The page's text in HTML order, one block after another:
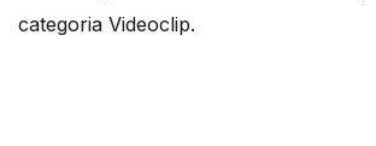
categoria Videoclip.